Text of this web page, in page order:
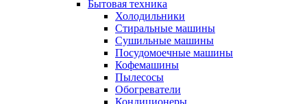
Бытовая техника
Холодильники
Стиральные машины
Сушильные машины
Посудомоечные машины
Кофемашины
Пылесосы
Обогреватели
Кондиционеры